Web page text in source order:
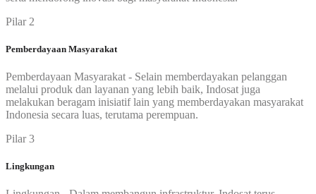
Pilar 2
Pemberdayaan Masyarakat
Pemberdayaan Masyarakat - Selain memberdayakan pelanggan
melalui produk dan layanan yang lebih baik, Indosat juga
melakukan beragam inisiatif lain yang memberdayakan masyarakat
Indonesia secara luas, terutama perempuan.
Pilar 3
Lingkungan